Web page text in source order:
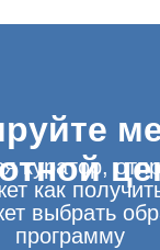
куратор,
как
выбрать
программу